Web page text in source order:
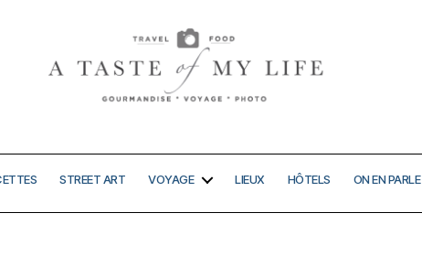
of
mySTREET ART VOYAGE LIEUX HÔTELS ON EN PARLE